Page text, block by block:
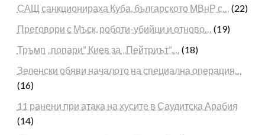
САЩ санкционираха Куба, българското МВнР с… (22)
Преговори с Мъск, роботи-убийци и отново… (19)
Тръмп „попари“ Киев за „Пейтриът“,… (18)
Зеленски обяви началото на специална операция…
(16)
11 ранени при атака на хусите в Саудитска Арабия
(14)